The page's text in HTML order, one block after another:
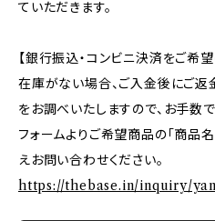
ていただきます。
【銀行振込・コンビニ決済をご希
在庫がない場合、ご入金後にご返
をお調べいたしますので、お手数
フォームよりご希望商品の「商品名
えお問い合わせください。
https://thebase.in/inquiry/